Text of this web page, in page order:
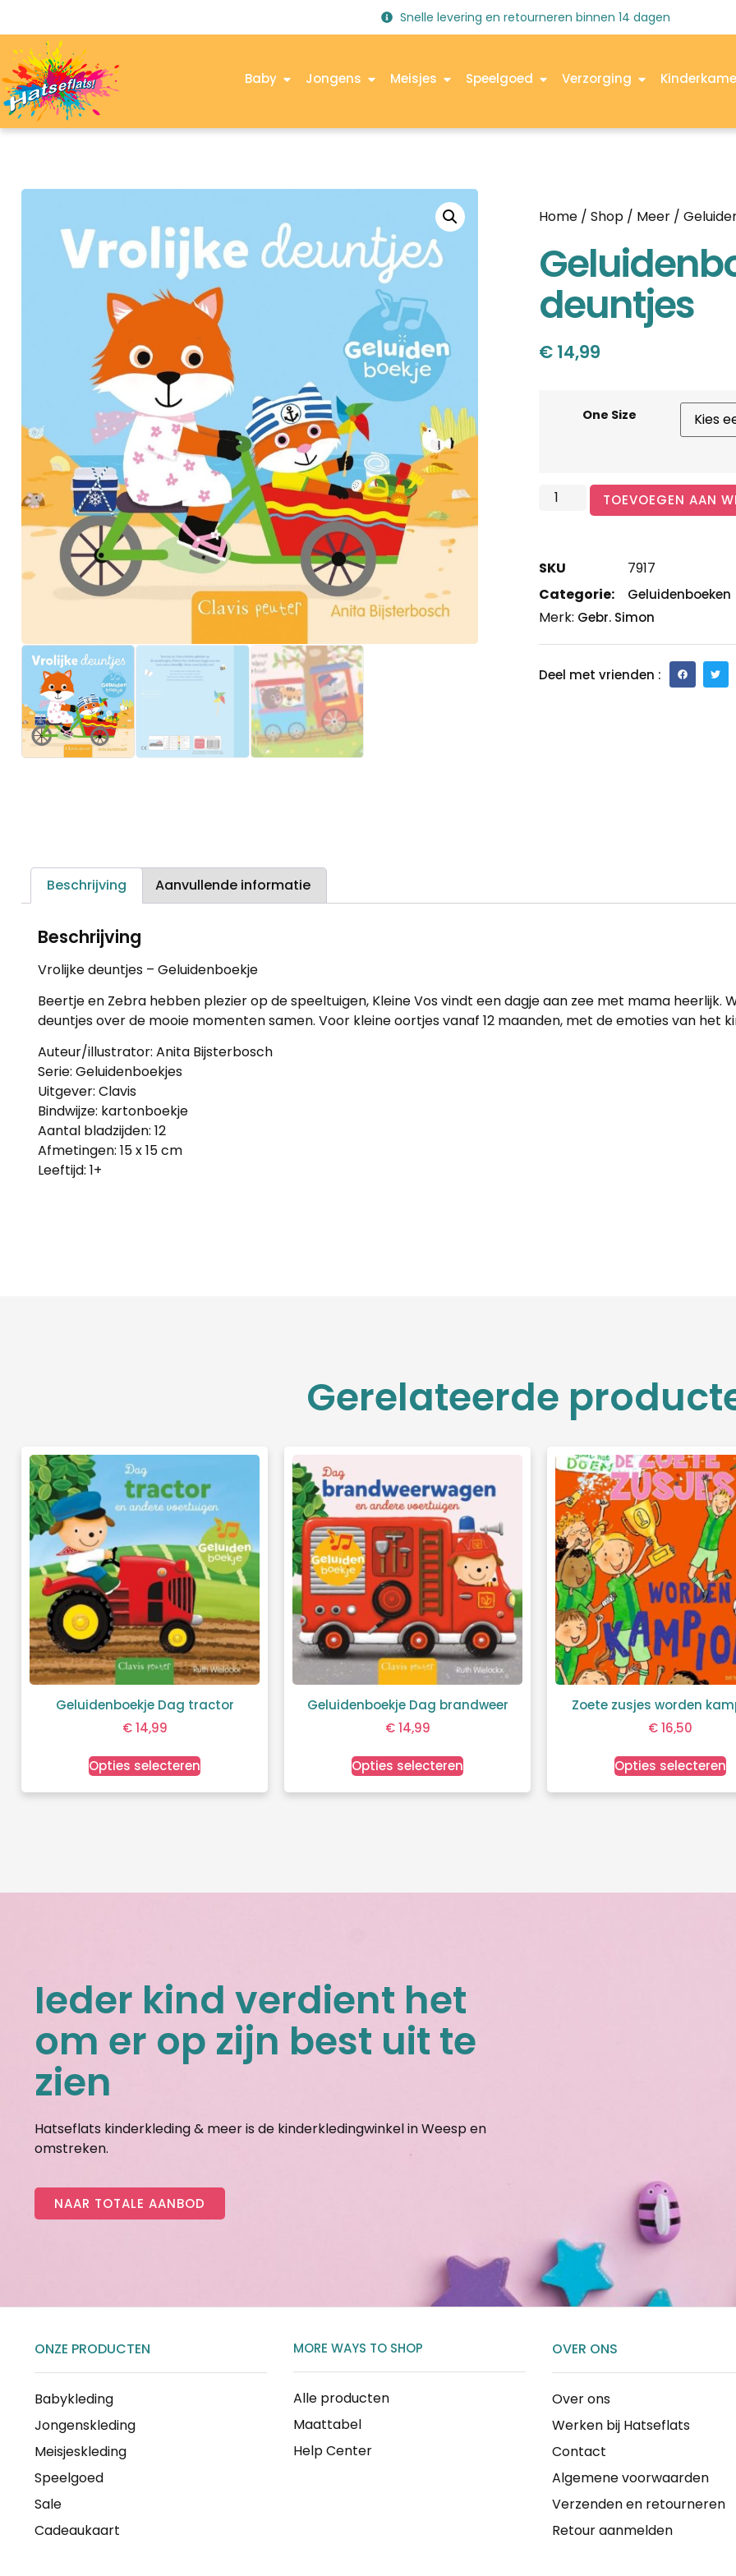
Snelle levering en retourneren binnen 14 dagen
Baby Jongens Meisjes Speelgoed Verzorging
Home / Shop / Meer /
deuntjes
€ 14,99
One Size
TOEVOEGEN AAN
SKU
7917
Categorie:
Geluidenboeken
Merk: Gebr. Simon
Deel met vrienden :
Beschrijving Aanvullende informatie
Beschrijving
Vrolijke deuntjes – Geluidenboekje
Beertje en Zebra hebben plezier op de speeltuigen, Kleine Vos vindt een dagje aan zee met mama heerlijk.
deuntjes over de mooie momenten samen. Voor kleine oortjes vanaf 12 maanden, met de emoties van het
Auteur/illustrator: Anita Bijsterbosch
Serie: Geluidenboekjes
Uitgever: Clavis
Bindwijze: kartonboekje
Aantal bladzijden: 12
Afmetingen: 15 x 15 cm
Leeftijd: 1+
Gerelateerde
Geluidenboekje Dag tractor
€14,99
Opties selecteren
Geluidenboekje Dag brandweer
€14,99
Opties selecteren
Zoete zusjes worden
€16,50
Opties selecteren
Ieder kind verdient het
om er op zijn best uit te
zien
Hatseflats kinderkleding & meer is de kinderkledingwinkel in Weesp en
omstreken.
NAAR TOTALE AANBOD
ONZE PRODUCTEN
Babykleding
Jongenskleding
Meisjeskleding
Speelgoed
Sale
Cadeaukaart
MORE WAYS TO SHOP
Alle producten
Maattabel
Help Center
OVER ONS
Over ons
Werken bij Hatseflats
Contact
Algemene voorwaarden
Verzenden en retourneren
Retour aanmelden